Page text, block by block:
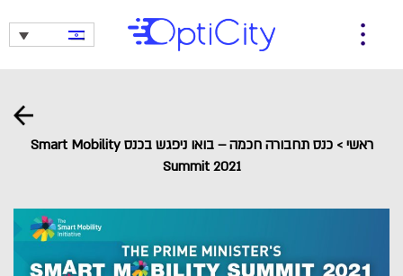
ראשי >
כנס תחבורה חכמה – בואו ניפגש בכנס Smart Mobility
Summit 2021